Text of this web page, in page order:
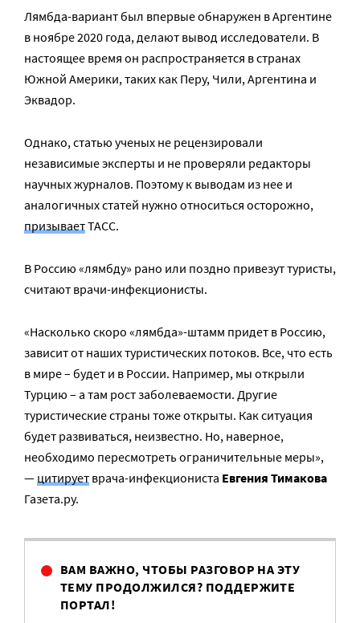
Лямбда-вариант был впервые обнаружен в Аргентине
в ноябре 2020 года, делают вывод исследователи. В
настоящее время он распространяется в странах
Южной Америки, таких как Перу, Чили, Аргентина и
Эквадор.
Однако, статью ученых не рецензировали
независимые эксперты и не проверяли редакторы
научных журналов. Поэтому к выводам из нее и
аналогичных статей нужно относиться осторожно,
призываетТАСС.
В Россию «лямбду» рано или поздно привезут туристы,
считают врачи-инфекционисты.
«Насколько скоро «лямбда»-штамм придет в Россию,
зависит от наших туристических потоков. Все, что есть
в мире – будет и в России. Например, мы открыли
Турцию – а там рост заболеваемости. Другие
туристические страны тоже открыты. Как ситуация
будет развиваться, неизвестно. Но, наверное,
необходимо пересмотреть ограничительные меры»,
—цитирует врача-инфекциониста Евгения Тимакова
Газета.ру.
ВАМ ВАЖНО, ЧТОБЫ РАЗГОВОР НА ЭТУ
ТЕМУ ПРОДОЛЖИЛСЯ? ПОДДЕРЖИТЕ
ПОРТАЛ!